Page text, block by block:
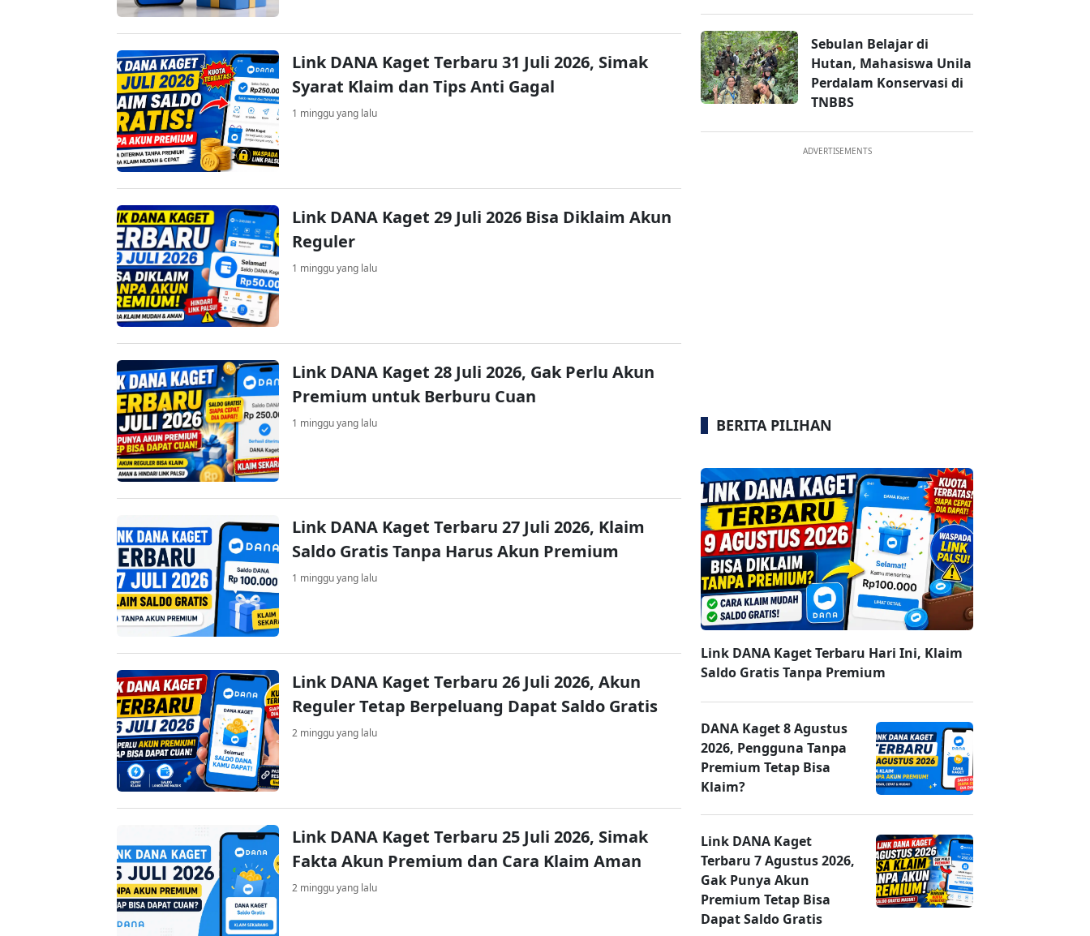
Link DANA Kaget Terbaru 31 Juli 2026, Simak
Syarat Klaim dan Tips Anti Gagal
1 minggu yang lalu
Link DANA Kaget 29 Juli 2026 Bisa Diklaim Akun
Reguler
1 minggu yang lalu
Link DANA Kaget 28 Juli 2026, Gak Perlu Akun
Premium untuk Berburu Cuan
1 minggu yang lalu
Link DANA Kaget Terbaru 27 Juli 2026, Klaim
Saldo Gratis Tanpa Harus Akun Premium
1 minggu yang lalu
Link DANA Kaget Terbaru 26 Juli 2026, Akun
Reguler Tetap Berpeluang Dapat Saldo Gratis
2 minggu yang lalu
Link DANA Kaget Terbaru 25 Juli 2026, Simak
Fakta Akun Premium dan Cara Klaim Aman
2 minggu yang lalu
Sebulan Belajar di
Hutan, Mahasiswa Unila
Perdalam Konservasi di
TNBBS
ADVERTISEMENTS
BERITA PILIHAN
Link DANA Kaget Terbaru Hari Ini, Klaim
Saldo Gratis Tanpa Premium
DANA Kaget 8 Agustus
2026, Pengguna Tanpa
Premium Tetap Bisa
Klaim?
Link DANA Kaget
Terbaru 7 Agustus 2026,
Gak Punya Akun
Premium Tetap Bisa
Dapat Saldo Gratis